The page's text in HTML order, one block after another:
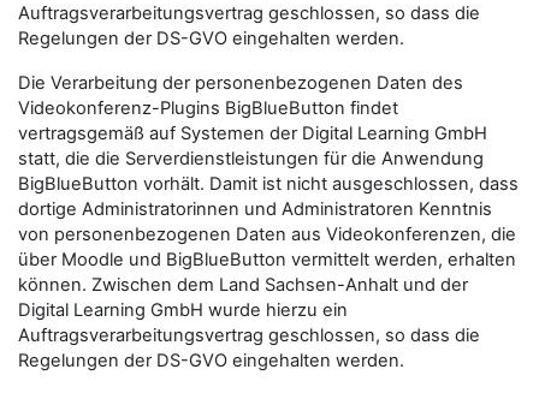
Auftragsverarbeitungsvertrag geschlossen, so dass die
Regelungen der DS-GVO eingehalten werden.
Die Verarbeitung der personenbezogenen Daten des
Videokonferenz-Plugins BigBlueButton findet
vertragsgemäß auf Systemen der Digital Learning GmbH
statt, die die Serverdienstleistungen für die Anwendung
BigBlueButton vorhält. Damit ist nicht ausgeschlossen, dass
dortige Administratorinnen und Administratoren Kenntnis
von personenbezogenen Daten aus Videokonferenzen, die
über Moodle und BigBlueButton vermittelt werden, erhalten
können. Zwischen dem Land Sachsen-Anhalt und der
Digital Learning GmbH wurde hierzu ein
Auftragsverarbeitungsvertrag geschlossen, so dass die
Regelungen der DS-GVO eingehalten werden.